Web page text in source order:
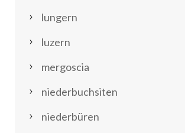
lungern
luzern
mergoscia
niederbuchsiten
niederbüren